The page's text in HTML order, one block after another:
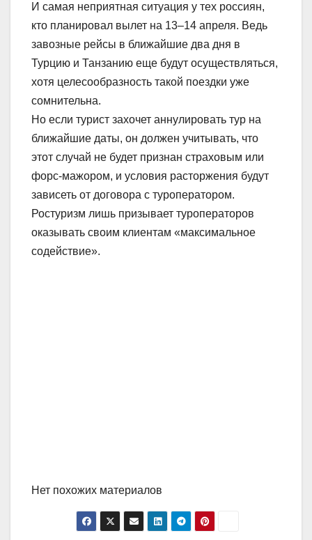
И самая неприятная ситуация у тех россиян,
кто планировал вылет на 13–14 апреля. Ведь
завозные рейсы в ближайшие два дня в
Турцию и Танзанию еще будут осуществляться,
хотя целесообразность такой поездки уже
сомнительна.
Но если турист захочет аннулировать тур на
ближайшие даты, он должен учитывать, что
этот случай не будет признан страховым или
форс-мажором, и условия расторжения будут
зависеть от договора с туроператором.
Ростуризм лишь призывает туроператоров
оказывать своим клиентам «максимальное
содействие».
Нет похожих материалов